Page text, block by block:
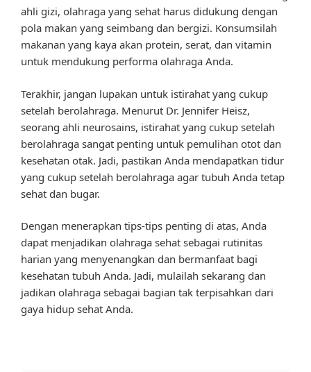
ahli gizi, olahraga yang sehat harus didukung dengan
pola makan yang seimbang dan bergizi. Konsumsilah
makanan yang kaya akan protein, serat, dan vitamin
untuk mendukung performa olahraga Anda.
Terakhir, jangan lupakan untuk istirahat yang cukup
setelah berolahraga. Menurut Dr. Jennifer Heisz,
seorang ahli neurosains, istirahat yang cukup setelah
berolahraga sangat penting untuk pemulihan otot dan
kesehatan otak. Jadi, pastikan Anda mendapatkan tidur
yang cukup setelah berolahraga agar tubuh Anda tetap
sehat dan bugar.
Dengan menerapkan tips-tips penting di atas, Anda
dapat menjadikan olahraga sehat sebagai rutinitas
harian yang menyenangkan dan bermanfaat bagi
kesehatan tubuh Anda. Jadi, mulailah sekarang dan
jadikan olahraga sebagai bagian tak terpisahkan dari
gaya hidup sehat Anda.